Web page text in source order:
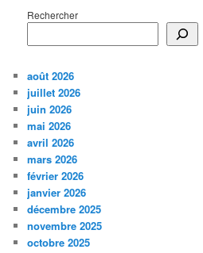
Rechercher
août 2026
juillet 2026
juin 2026
mai 2026
avril 2026
mars 2026
février 2026
janvier 2026
décembre 2025
novembre 2025
octobre 2025